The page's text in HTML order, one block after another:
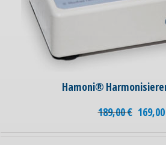
Hamoni®
189,00€ 169,00